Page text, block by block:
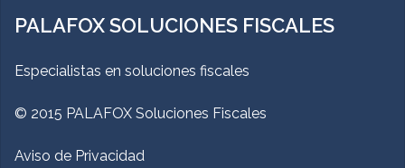
PALAFOX SOLUCIONES FISCALES
Especialistas en soluciones fiscales
© 2015 PALAFOX Soluciones Fiscales
Aviso de Privacidad